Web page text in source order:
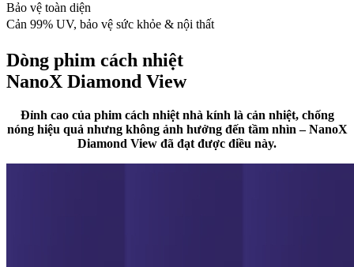
Bảo vệ toàn diện
Cản 99% UV, bảo vệ sức khỏe & nội thất
Dòng phim cách nhiệt
NanoX Diamond View
Đỉnh cao của phim cách nhiệt nhà kính là cản nhiệt, chống
nóng hiệu quả nhưng không ảnh hưởng đến tầm nhìn – NanoX
Diamond View đã đạt được điều này.